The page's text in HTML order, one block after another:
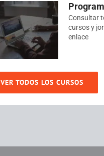
Consultar
cursos y
enlace
VER TODOS LOS CURSOS